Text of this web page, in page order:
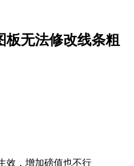
无法修改线条粗
效，增加磅值也不行